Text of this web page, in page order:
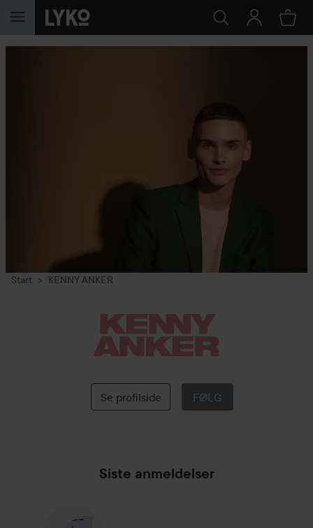
GÅ TIL INNHOLD
Start KENNY ANKER
KENNY
ANKER
Se profilside FØLG
Siste anmeldelser